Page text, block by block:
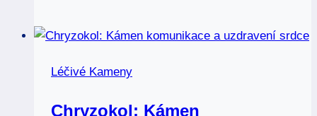
duchovnímu
Léčivé Kameny
Chryzokol: Kámen